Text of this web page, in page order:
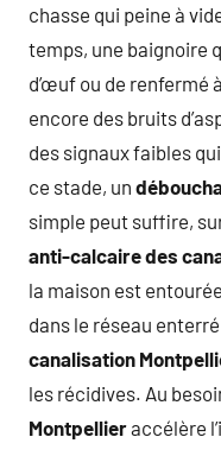
chasse qui peine à
temps, une baignoire
d’œuf ou de renfermé
encore des bruits
des signaux faibles
ce stade, un
simple peut suffire,
anti-calcaire des
la maison est
dans le réseau
canalisation
les récidives. Au
Montpellieraccélère